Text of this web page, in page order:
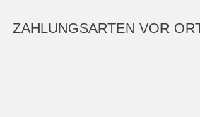
ZAHLUNGSARTEN VOR